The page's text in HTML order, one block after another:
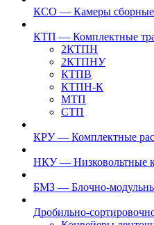
КСО — Камеры сборные
КТП — Комплектные
2КТПН
2КТПНУ
КТПВ
КТПН-К
МТП
СТП
КРУ — Комплектные
НКУ — Низковольтные
БМЗ — Блочно-
Дробильно-